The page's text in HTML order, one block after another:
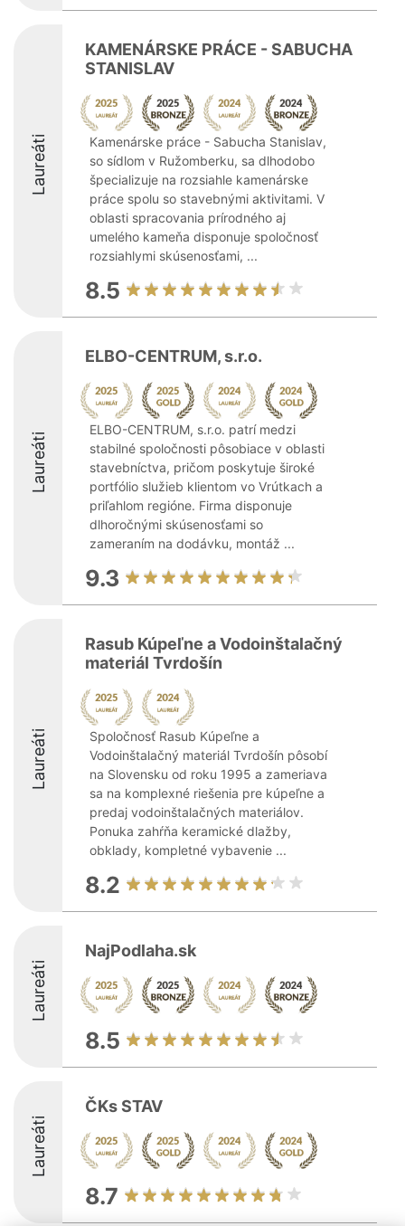
Laureáti
KAMENÁRSKE PRÁCE - SABUCHA
STANISLAV
Kamenárske práce - Sabucha Stanislav,
so sídlom v Ružomberku, sa dlhodobo
špecializuje na rozsiahle kamenárske
práce spolu so stavebnými aktivitami. V
oblasti spracovania prírodného aj
umelého kameňa disponuje spoločnosť
rozsiahlymi skúsenosťami, ...
8.5
Laureáti
ELBO-CENTRUM, s.r.o.
ELBO-CENTRUM, s.r.o. patrí medzi
stabilné spoločnosti pôsobiace v oblasti
stavebníctva, pričom poskytuje široké
portfólio služieb klientom vo Vrútkach a
priľahlom regióne. Firma disponuje
dlhoročnými skúsenosťami so
zameraním na dodávku, montáž ...
9.3
Laureáti
Rasub Kúpeľne a Vodoinštalačný
materiál Tvrdošín
Spoločnosť Rasub Kúpeľne a
Vodoinštalačný materiál Tvrdošín pôsobí
na Slovensku od roku 1995 a zameriava
sa na komplexné riešenia pre kúpeľne a
predaj vodoinštalačných materiálov.
Ponuka zahŕňa keramické dlažby,
obklady, kompletné vybavenie ...
8.2
Laureáti
NajPodlaha.sk
8.5
Laureáti
ČKs STAV
8.7